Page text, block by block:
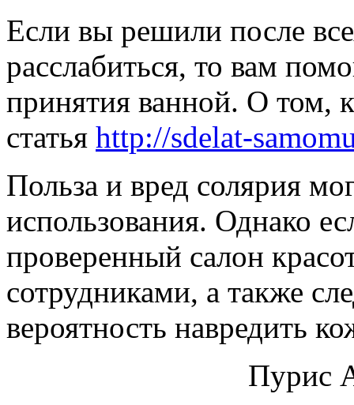
Если вы решили после
расслабиться, то вам
принятия ванной. О том,
статья http://sdelat-
Польза и вред солярия
использования. Однако
проверенный салон
сотрудниками, а также
вероятность навредить
Пурис